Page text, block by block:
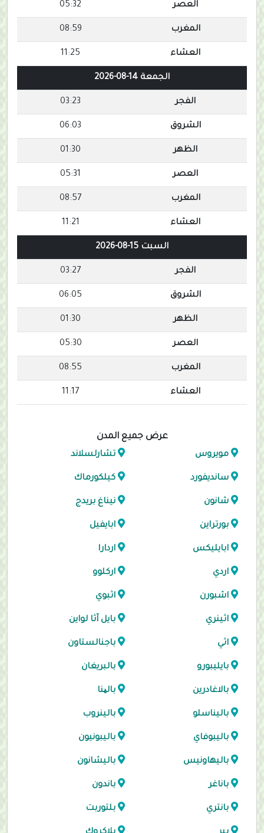
العصر 05:32
المغرب 08:59
العشاء 11:25
الجمعة 14-08-2026
الفجر 03:23
الشروق 06:03
الظهر 01:30
العصر 05:31
المغرب 08:57
العشاء 11:21
السبت 15-08-2026
الفجر 03:27
الشروق 06:05
الظهر 01:30
العصر 05:30
المغرب 08:55
العشاء 11:17
عرض جميع المدن
مويروس تشارلسلاند
سانديفورد كيلكورماك
شانون نيناغ بريدج
بورتراين ابايفيل
ابايليكس اردارا
اردي اركلوو
اشبورن اثبوي
اثينري بايل آثا لواين
اثي باجنالستاون
بايليبورو بالبريغان
بالاغادرين بالینا
باليناسلو بالينروب
باليبوفاي باليبونيون
باليهاونيس باليشانون
باناغر باندون
بانتري بلتوربت